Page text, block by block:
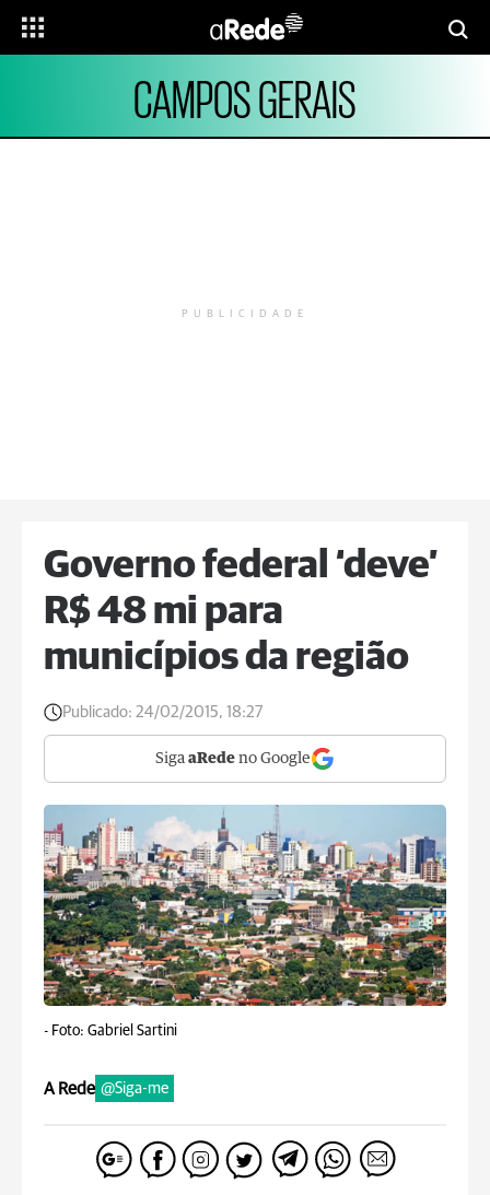
CAMPOS GERAIS
PUBLICIDADE
Governo federal ‘deve’
R$ 48 mi para
municípios da região
Publicado: 24/02/2015, 18:27
Siga aRede no Google
- Foto: Gabriel Sartini
A Rede @Siga-me